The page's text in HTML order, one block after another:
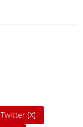
Twitter (X)